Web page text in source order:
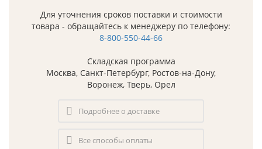
Для уточнения сроков поставки и стоимости
товара - обращайтесь к менеджеру по телефону:
8-800-550-44-66
Складская программа
Москва, Санкт-Петербург, Ростов-на-Дону,
Воронеж, Тверь, Орел
Подробнее о доставке
Все способы оплаты